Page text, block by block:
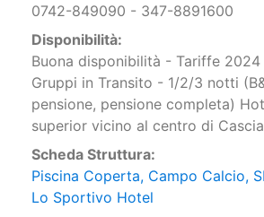
0742-849090 - 347-8891600
Disponibilità:
Buona disponibilità - Tariffe
Gruppi in Transito - 1/2/3 notti
pensione, pensione completa)
superior vicino al centro di Cascia
Scheda Struttura:
Piscina Coperta, Campo Calcio,
Lo Sportivo Hotel